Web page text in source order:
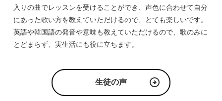
入りの曲でレッスンを受けることができ、声色に合わせて自分
にあった歌い方を教えていただけるので、とても楽しいです。
英語や韓国語の発音や意味も教えていただけるので、歌のみに
とどまらず、実生活にも役に立ちます。
生徒の声